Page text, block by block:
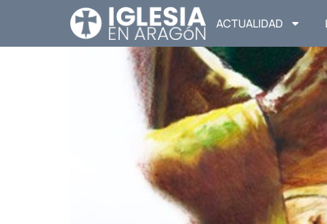
ACTUALIDAD